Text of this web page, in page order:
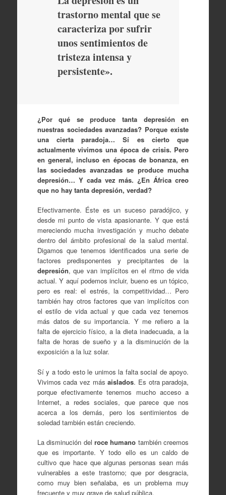
trastorno mental que se
caracteriza por sufrir
unos sentimientos de
tristeza intensa y
persistente».
¿Por qué se produce tanta depresión en
nuestras sociedades avanzadas? Porque existe
una cierta paradoja… Sí es cierto que
actualmente vivimos una época de crisis. Pero
en general, incluso en épocas de bonanza, en
las sociedades avanzadas se produce mucha
depresión… Y cada vez más. ¿En África creo
que no hay tanta depresión, verdad?
Efectivamente. Éste es un suceso paradójico, y
desde mi punto de vista apasionante. Y que está
mereciendo mucha investigación y mucho debate
dentro del ámbito profesional de la salud mental.
Digamos que tenemos identificados una serie de
factores predisponentes y precipitantes de la
depresión, que van implícitos en el ritmo de vida
actual. Y aquí podemos incluir, bueno es un tópico,
pero es real: el estrés, la competitividad… Pero
también hay otros factores que van implícitos con
el estilo de vida actual y que cada vez tenemos
más datos de su importancia. Y me refiero a la
falta de ejercicio físico, a la dieta inadecuada, a la
falta de horas de sueño y a la disminución de la
exposición a la luz solar.
Sí y a todo esto le unimos la falta social de apoyo.
Vivimos cada vez másaislados. Es otra paradoja,
porque efectivamente tenemos mucho acceso a
Internet, a redes sociales, que parece que nos
acerca a los demás, pero los sentimientos de
soledad también están creciendo.
La disminución del roce humano también creemos
que es importante. Y todo ello es un caldo de
cultivo que hace que algunas personas sean más
vulnerables a este trastorno; que por desgracia,
como muy bien señalaba, es un problema muy
frecuente y muy grave de salud pública.